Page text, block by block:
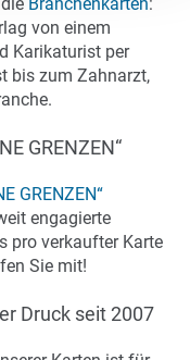
von einem
Karikaturist per
bis zum Zahnarzt,
GRENZEN“
GRENZEN“
engagierte
pro verkaufter Karte
Sie mit!
Druck seit 2007